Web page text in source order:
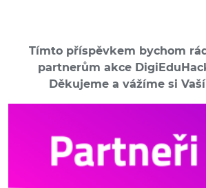
Tímto příspěvkem bychom
partnerům akce
Děkujeme a vážíme si